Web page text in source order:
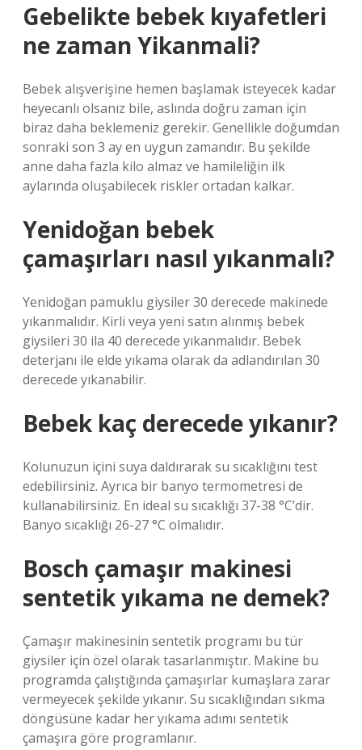
Gebelikte bebek kıyafetleri
ne zaman Yikanmali?
Bebek alışverişine hemen başlamak isteyecek kadar
heyecanlı olsanız bile, aslında doğru zaman için
biraz daha beklemeniz gerekir. Genellikle doğumdan
sonraki son 3 ay en uygun zamandır. Bu şekilde
anne daha fazla kilo almaz ve hamileliğin ilk
aylarında oluşabilecek riskler ortadan kalkar.
Yenidoğan bebek
çamaşırları nasıl yıkanmalı?
Yenidoğan pamuklu giysiler 30 derecede makinede
yıkanmalıdır. Kirli veya yeni satın alınmış bebek
giysileri 30 ila 40 derecede yıkanmalıdır. Bebek
deterjanı ile elde yıkama olarak da adlandırılan 30
derecede yıkanabilir.
Bebek kaç derecede yıkanır?
Kolunuzun içini suya daldırarak su sıcaklığını test
edebilirsiniz. Ayrıca bir banyo termometresi de
kullanabilirsiniz. En ideal su sıcaklığı 37-38 °C’dir.
Banyo sıcaklığı 26-27 °C olmalıdır.
Bosch çamaşır makinesi
sentetik yıkama ne demek?
Çamaşır makinesinin sentetik programı bu tür
giysiler için özel olarak tasarlanmıştır. Makine bu
programda çalıştığında çamaşırlar kumaşlara zarar
vermeyecek şekilde yıkanır. Su sıcaklığından sıkma
döngüsüne kadar her yıkama adımı sentetik
çamaşıra göre programlanır.